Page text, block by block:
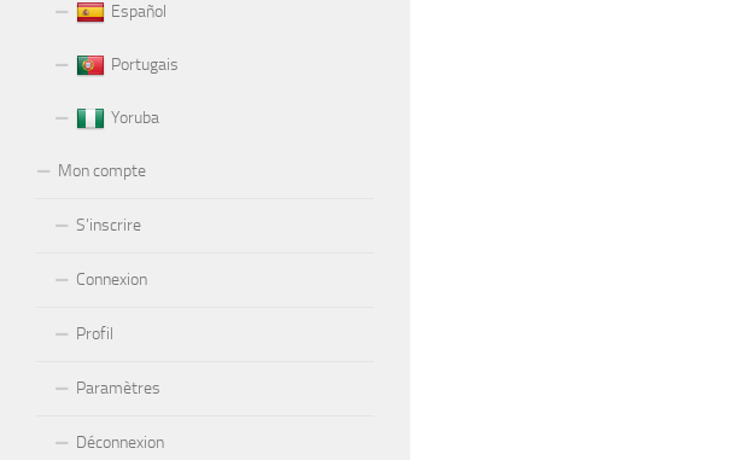
Español
Portugais
Yoruba
Mon compte
S’inscrire
Connexion
Profil
Paramètres
Déconnexion